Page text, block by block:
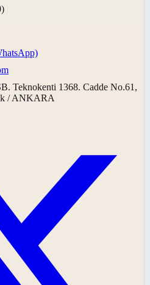
Teknokenti 1368. Cadde No.61,
/ ANKARA